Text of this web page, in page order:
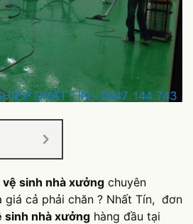
sinh nhà xưởng chuyên
giá cả phải chăn ? Nhất Tín, đơn
sinh nhà xưởng hàng đầu tại